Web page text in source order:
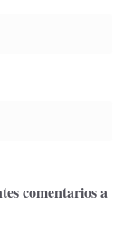
comentarios a